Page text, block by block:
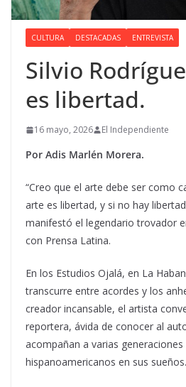
CULTURA DESTACADAS ENTREVISTA
Silvio
es libertad.
16 mayo, 2026 El Independiente
Por Adis Marlén Morera.
“Creo que el arte debe ser como
arte es libertad, y si no hay
manifestó el legendario trovador
con Prensa Latina.
En los Estudios Ojalá, en La
transcurre entre acordes y los
creador incansable, el artista
reportera, ávida de conocer al
acompañan a varias
hispanoamericanos en sus sueños.